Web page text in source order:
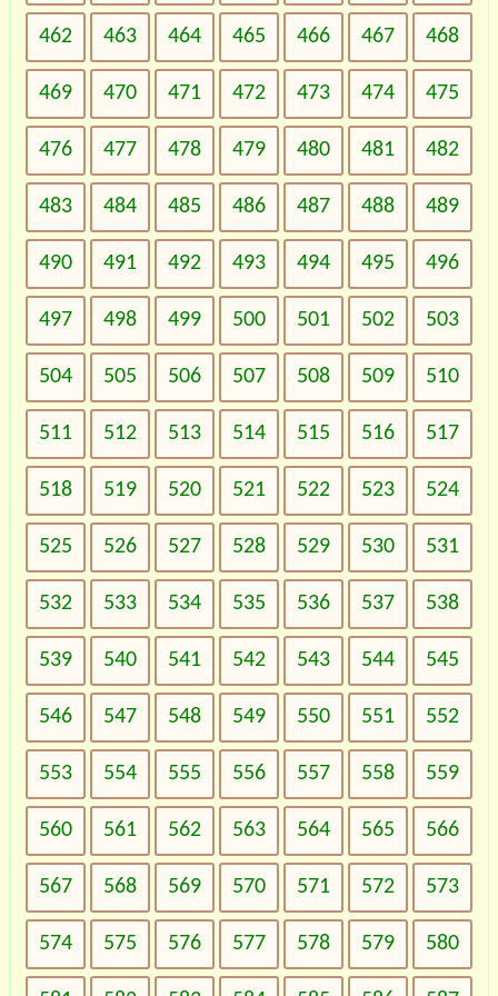
462 463 464 465 466 467 468
469 470 471 472 473 474 475
476 477 478 479 480 481 482
483 484 485 486 487 488 489
490 491 492 493 494 495 496
497 498 499 500 501 502 503
504 505 506 507 508 509 510
511 512 513 514 515 516 517
518 519 520 521 522 523 524
525 526 527 528 529 530 531
532 533 534 535 536 537 538
539 540 541 542 543 544 545
546 547 548 549 550 551 552
553 554 555 556 557 558 559
560 561 562 563 564 565 566
567 568 569 570 571 572 573
574 575 576 577 578 579 580